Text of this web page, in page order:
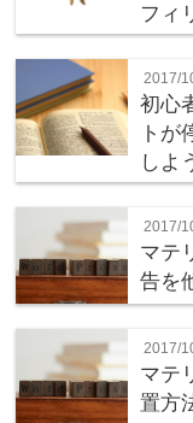
フィ
2017/
初心
トが
しよ
2017/
マテ
告を
2017/
マテ
置方